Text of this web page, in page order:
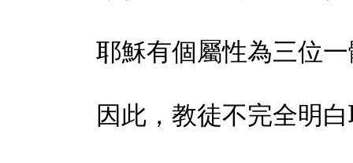
耶穌有個屬性為三位
因此，教徒不完全明